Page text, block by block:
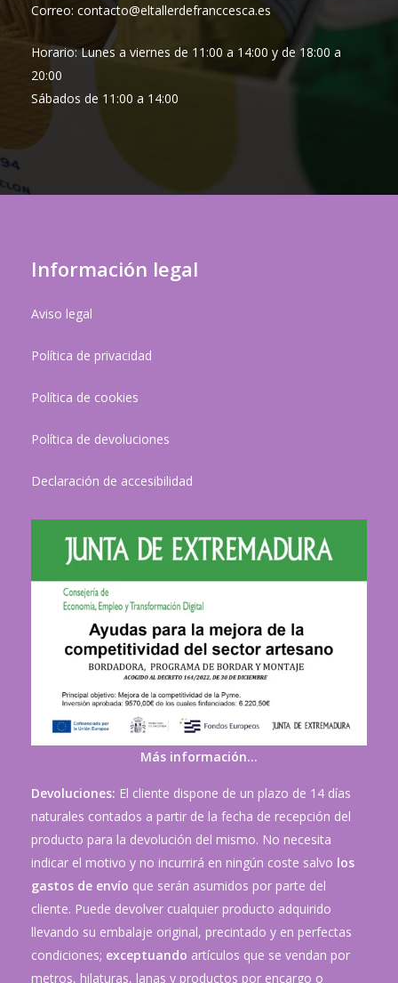
Correo: contacto@eltallerdefranccesca.es
Horario: Lunes a viernes de 11:00 a 14:00 y de 18:00 a
20:00
Sábados de 11:00 a 14:00
Información legal
Aviso legal
Política de privacidad
Política de cookies
Política de devoluciones
Declaración de accesibilidad
Más información…
Devoluciones: El cliente dispone de un plazo de 14 días
naturales contados a partir de la fecha de recepción del
producto para la devolución del mismo. No necesita
indicar el motivo y no incurrirá en ningún coste salvo los
gastos de envío que serán asumidos por parte del
cliente. Puede devolver cualquier producto adquirido
llevando su embalaje original, precintado y en perfectas
condiciones; exceptuando artículos que se vendan por
metros, hilaturas, lanas y productos por encargo o